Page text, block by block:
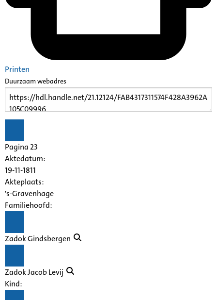
Printen
Duurzaam webadres
Pagina 23
Aktedatum:
19-11-1811
Akteplaats:
's-Gravenhage
Familiehoofd:
Zadok Gindsbergen
Zadok Jacob Levij
Kind: